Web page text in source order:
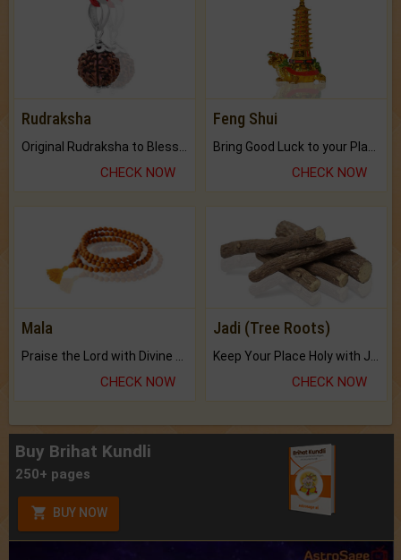
Rudraksha
CHECK NOW
Feng Shui
CHECK NOW
Mala
Praise the Lord with Divine Energies of Mala.
CHECK NOW
Jadi (Tree Roots)
Keep Your Place Holy with Jadi.
CHECK NOW
Buy Brihat Kundli
250+ pages
BUY NOW